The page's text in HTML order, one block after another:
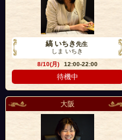
縞 いちき先生
しま いちき
8/10(月)
12:00-22:00
待機中
大阪